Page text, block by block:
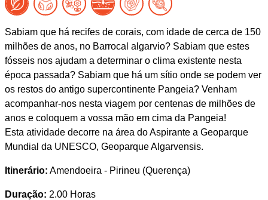
Sabiam que há recifes de corais, com idade de cerca de 150
milhões de anos, no Barrocal algarvio? Sabiam que estes
fósseis nos ajudam a determinar o clima existente nesta
época passada? Sabiam que há um sítio onde se podem ver
os restos do antigo supercontinente Pangeia? Venham
acompanhar-nos nesta viagem por centenas de milhões de
anos e coloquem a vossa mão em cima da Pangeia!
Esta atividade decorre na área do Aspirante a Geoparque
Mundial da UNESCO, Geoparque Algarvensis.
Itinerário: Amendoeira - Pirineu (Querença)
Duração: 2.00 Horas